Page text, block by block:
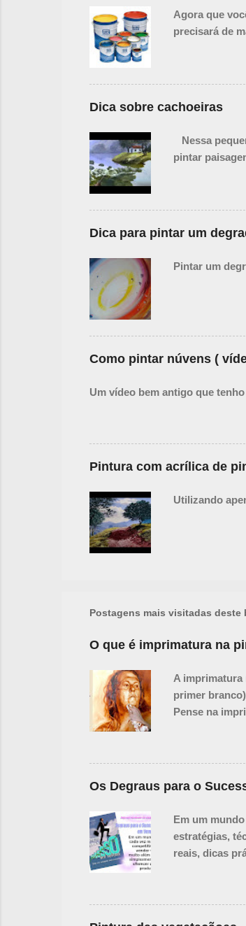
Agora que
precisará de
Dica sobre cachoeiras
Nessa
pintar
Dica para pintar um
Pintar um
Como pintar núvens (
Um vídeo bem antigo que
Pintura com acrílica de
Utilizando
Postagens mais visitadas deste
O que é imprimatura na
A imprimatura
primer
Pense na
da tela pode
valores de luz
unidade
Os Degraus para o
Em um
estratégias,
reais, dicas
que resultam
experiente
destacar em